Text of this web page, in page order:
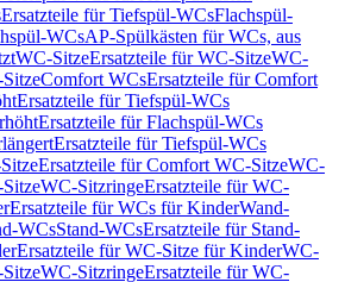
Ersatzteile für Tiefspül-WCsFlachspül-
WCsAP-Spülkästen für WCs, aus
WC-SitzeErsatzteile für WC-SitzeWC-
Comfort WCsErsatzteile für Comfort
Ersatzteile für Tiefspül-WCs
Ersatzteile für Flachspül-WCs
Ersatzteile für Tiefspül-WCs
Ersatzteile für Comfort WC-SitzeWC-
WC-SitzringeErsatzteile für WC-
Ersatzteile für WCs für KinderWand-
WCsStand-WCsErsatzteile für Stand-
Ersatzteile für WC-Sitze für KinderWC-
WC-SitzringeErsatzteile für WC-